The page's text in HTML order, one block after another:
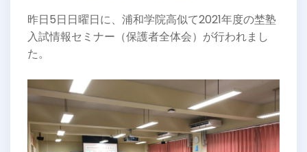
昨日5日日曜日に、浦和学院高似て2021年度の埜塾
入試情報セミナー（保護者全体会）が行われまし
た。